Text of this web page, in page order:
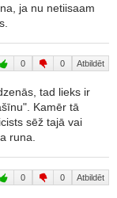
ja nu netiisaam
0 0 Atbildēt
tad lieks ir
Kamēr tā
sēž tajā vai
runa.
0 0 Atbildēt